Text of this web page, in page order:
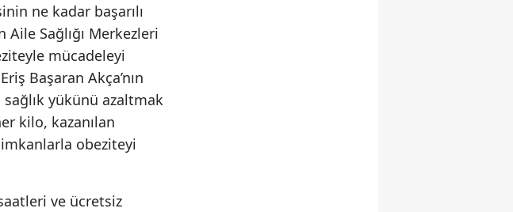
ne kadar başarılı
Sağlığı Merkezleri
mücadeleyi
Başaran Akça’nın
yükünü azaltmak
kilo, kazanılan
obeziteyi
ve ücretsiz